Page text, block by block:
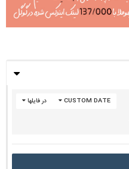
در فایلها CUSTOM DATE